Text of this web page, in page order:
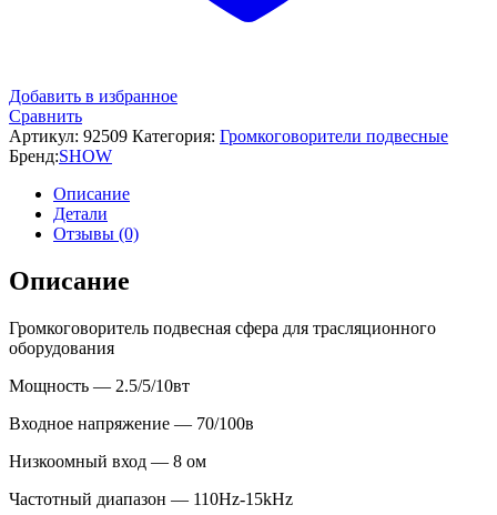
Добавить в избранное
Сравнить
Артикул: 92509 Категория: Громкоговорители подвесные
Бренд:SHOW
Описание
Детали
Отзывы (0)
Описание
Громкоговоритель подвесная cфера для трасляционного
оборудования
Мощность — 2.5/5/10вт
Входное напряжение — 70/100в
Низкоомный вход — 8 ом
Частотный диапазон — 110Hz-15kHz